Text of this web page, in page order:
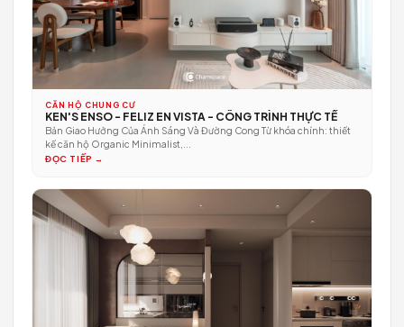
DỰ ÁN MỚI NHẤT
& CẨM NANG
XEM TẤT CẢ DỰ ÁN →
DỰ ÁN MỚI NHẤT